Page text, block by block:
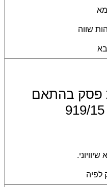
שווה
פסק בהתאם
לפיה